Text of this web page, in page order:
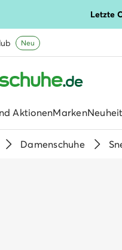
Letzte
Neu
AktionenMarken
Damenschuhe